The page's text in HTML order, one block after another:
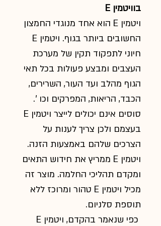
בוויטמין E
ויטמין E הוא אחד מנוגדי החמצון
החשובים ביותר בגוף. ויטמין E
חיוני לתפקוד תקין של מערכת
העצבים ומבצע פעולות בכל תאי
הגוף מהלב ועד העור, השרירים,
הכבד, הריאות, המפרקים וכו '.
סוסים אינם יכולים לייצר ויטמין E
בעצמם ולכן צריך לענות על
הצרכים שלהם באמצעות הזנה.
ויטמין E ממריץ את חידוש התאים
ומקדם תהליכי החלמה. מוצר זה
מכיל ויטמין E טהור ומרוכז ללא
תוספת סלניום.
כפי שנאמר בהקדם, ויטמין E